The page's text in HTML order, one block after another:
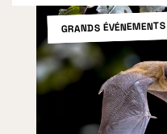
GRANDS ÉVÉNEMENTS